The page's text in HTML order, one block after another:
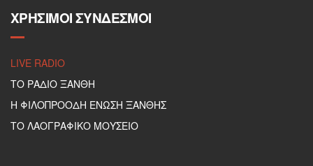
ΧΡΉΣΙΜΟΙ ΣΎΝΔΕΣΜΟΙ
LIVE RADIO
ΤΟ ΡΑΔΙΟ ΞΑΝΘΗ
Η ΦΙΛΟΠΡΟΟΔΗ ΕΝΩΣΗ ΞΑΝΘΗΣ
ΤΟ ΛΑΟΓΡΑΦΙΚΟ ΜΟΥΣΕΙΟ